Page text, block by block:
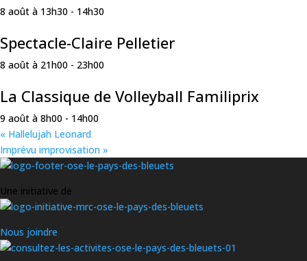
8 août à 13h30 - 14h30
Spectacle-Claire Pelletier
8 août à 21h00 - 23h00
La Classique de Volleyball Familiprix
9 août à 8h00 - 14h00
« Hallelujah Leonard
Imprévu improvisation »
Une initiative de
Nous joindre